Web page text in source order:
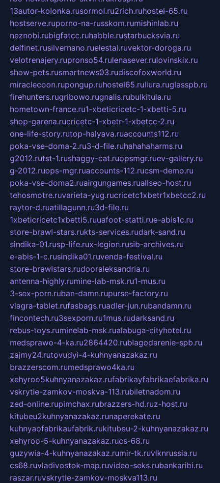
13autor-kolonka.rusormol.ru2rich.ruhostel-65.ru
hostserve.ruporno-na-russkom.rumishinlab.ru
neznobi.rubigfatcc.ruhabble.rustarbucksvia.ru
delfinet.rusilvernano.ruelestal.ruvektor-doroga.ru
velotrenajery.rupronso54.rulenasever.rulovinskix.ru
show-pets.rusmartnews03.rudiscofoxworld.ru
miraclecoon.rupongup.ruhostel65.ruliura.ruglasspb.ru
firehunters.rugribowo.rugnalis.rubulkitula.ru
hometown-france.ru1-xbeticricetc-1-xbetti-5.ru
shop-garena.rucricetc-1-xbetr-1-xbetcc-2.ru
one-life-story.rutop-halyava.ruaccounts112.ru
poka-vse-doma-2.ru3-d-file.ruhahahaharms.ru
g2012.rutst-1.rushaggy-cat.ruopsmgr.ruev-gallery.ru
g-2012.ruops-mgr.ruaccounts-112.rucsm-demo.ru
poka-vse-doma2.ruairgungames.ruallseo-host.ru
tehosmotre.ruvarieta-yug.rucricetc1xbetr1xbetcc2.ru
raytor-d.ruatillagunn.ru3d-file.ru
1xbeticricetc1xbetti5.ruuafoot-statti.rue-abis1c.ru
store-brawl-stars.rukts-services.rudark-sand.ru
sindika-01.rusp-life.rux-legion.rusib-archives.ru
e-abis-1-c.rusindika01.ruvenda-festival.ru
store-brawlstars.rudooraleksandria.ru
antenna-highly.rumine-lab-msk.ru1-mus.ru
3-sex-porn.ruban-damn.rupurse-factory.ru
viagra-tablet.rufasbags.ruadler-jun.rubandamn.ru
fincontech.ru3sexporn.ru1mus.rudarksand.ru
rebus-toys.ruminelab-msk.rualabuga-cityhotel.ru
medsprawo-4-ka.ru2864420.rublagodarenie-spb.ru
zajmy24.rutovudyi-4-kuhnyanazakaz.ru
brazzerscom.rumedsprawo4ka.ru
xehyroo5kuhnyanazakaz.rufabrikayfabrikaefabrika.ru
vskrytie-zamkov-moskva-113.rubiletnadom.ru
zed-online.rupimchax.rubrazzers-hd.ruz-host.ru
kitubeu2kuhnyanazakaz.runaperekate.ru
kuhnyaofabrikaufabrik.rukitubeu-2-kuhnyanazakaz.ru
xehyroo-5-kuhnyanazakaz.rucs-68.ru
guzywia-4-kuhnyanazakaz.rumir-tk.ruvlknrussia.ru
cs68.ruvladivostok-map.ruvideo-seks.rubankaribi.ru
raszar.ruvskrytie-zamkov-moskva113.ru